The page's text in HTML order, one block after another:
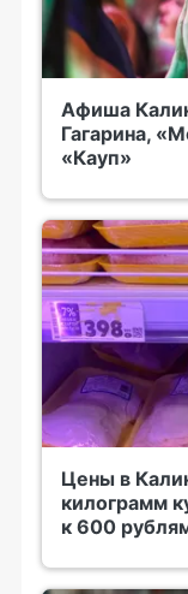
Афиша
Гагарина,
«Кауп»
Цены в
килограмм
к 600